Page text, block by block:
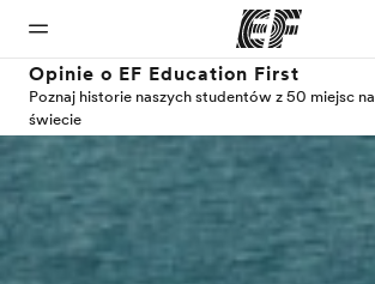
Home
Witamy w
Nasze
programy
Nasze
biura
Znajdź
najbliższe
O
Kim
Opinie o EF Education First
Poznaj historie naszych studentów z 50 miejsc
świecie